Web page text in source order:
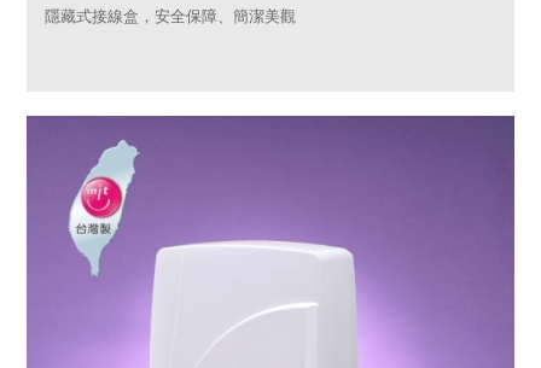
隱藏式接線盒，安全保障、簡潔美觀